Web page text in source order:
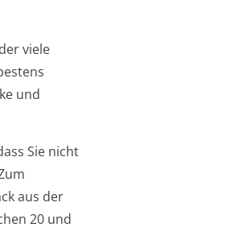
viele
und
Sie nicht
aus der
20 und